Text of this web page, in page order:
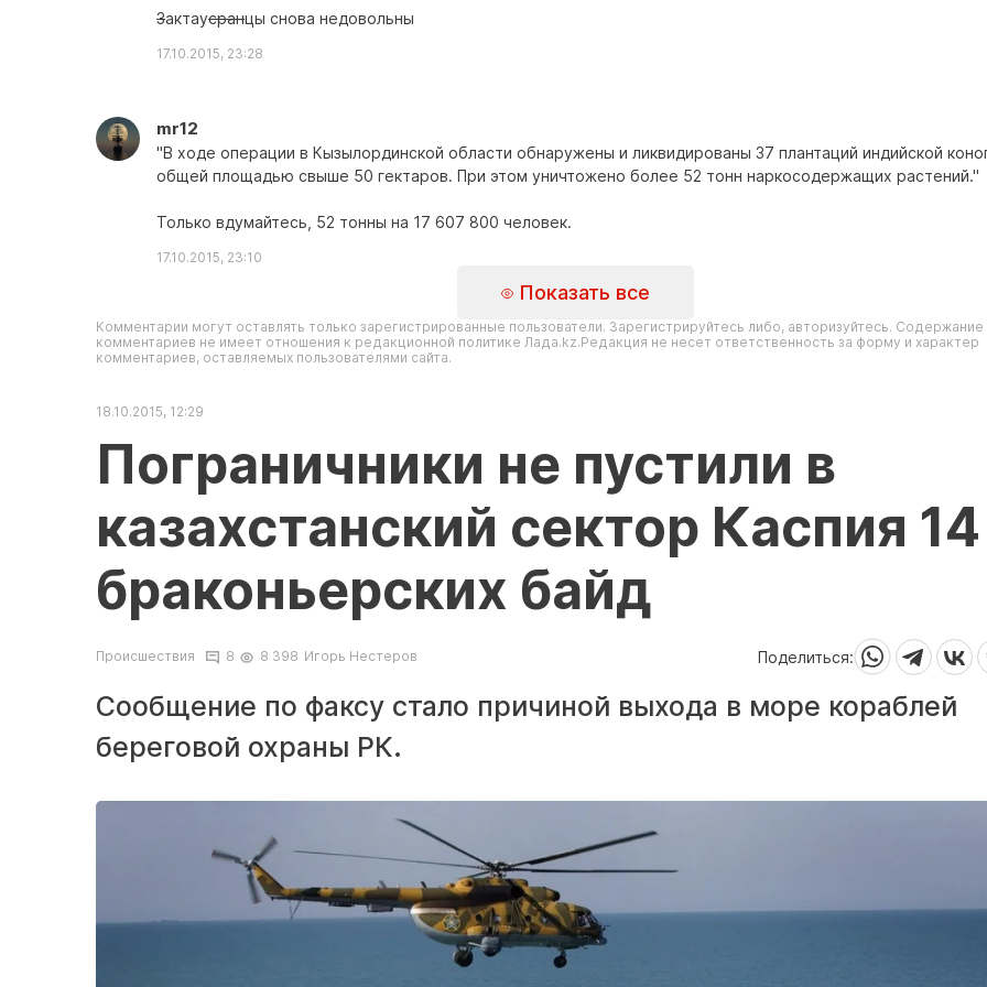
Зактаусранцы снова недовольны
17.10.2015, 23:28
mr12
"В ходе операции в Кызылординской области обнаружены и ликвидированы 37 плантаций индийской
общей площадью свыше 50 гектаров. При этом уничтожено более 52 тонн наркосодержащих растений."
Только вдумайтесь, 52 тонны на 17 607 800 человек.
17.10.2015, 23:10
Показать все
Комментарии могут оставлять только зарегистрированные пользователи. Зарегистрируйтесь либо, авторизуйтесь. Содержание
комментариев не имеет отношения к редакционной политике Лада.kz.Редакция не несет ответственность за форму и характер
комментариев, оставляемых пользователями сайта.
18.10.2015, 12:29
Пограничники не пустили в
казахстанский сектор Каспия 14
браконьерских байд
Происшествия 8 8 398 Игорь Нестеров Поделиться:
Сообщение по факсу стало причиной выхода в море кораблей
береговой охраны РК.